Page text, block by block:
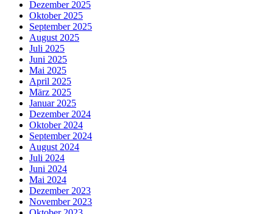
Dezember 2025
Oktober 2025
September 2025
August 2025
Juli 2025
Juni 2025
Mai 2025
April 2025
März 2025
Januar 2025
Dezember 2024
Oktober 2024
September 2024
August 2024
Juli 2024
Juni 2024
Mai 2024
Dezember 2023
November 2023